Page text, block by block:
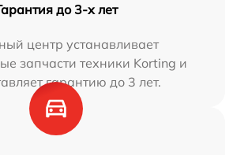
до 3-х лет
центр устанавливает
запчасти техники Korting и
гарантию до 3 лет.